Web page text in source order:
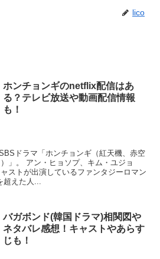
lico
ホンチョンギのnetflix配信はあ
る？テレビ放送や動画配信情報
も！
ドラマ「ホンチョンギ（紅天機、赤空
」。 アン・ヒョソプ、キム・ユジョ
ストが出演しているファンタジーロマン
えた人...
バガボンド(韓国ドラマ)相関図や
ネタバレ感想！キャストやあらす
じも！